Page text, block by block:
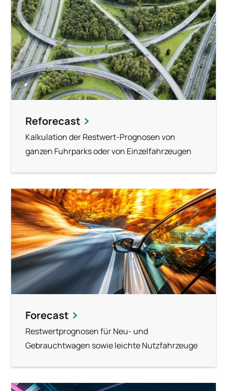
Reforecast
Kalkulation der Restwert-Prognosen von
ganzen Fuhrparks oder von Einzelfahrzeugen
Forecast
Restwertprognosen für Neu- und
Gebrauchtwagen sowie leichte Nutzfahrzeuge